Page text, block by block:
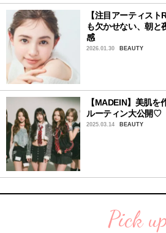
【注目アーティス
も欠かせない、朝と
感
2026.01.30 BEAUTY
【MADEIN】美肌
ルーティン⼤公開♡
2025.03.14 BEAUTY
Pick up